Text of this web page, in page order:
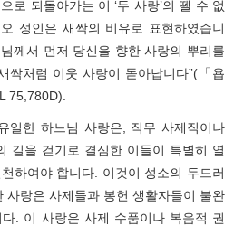
로 되돌아가는 이 ‘두 사랑’의 뗄 수 없
성인은 새싹의 비유로 표현하였습니
께서 먼저 당신을 향한 사랑의 뿌리를
싹처럼 이웃 사랑이 돋아납니다”(「욥
75,780D).
일한 하느님 사랑은, 직무 사제직이나
길을 걷기로 결심한 이들이 특별히 열
하여야 합니다. 이것이 성소의 두드러
사랑은 사제들과 봉헌 생활자들이 불완
. 이 사랑은 사제 수품이나 복음적 권